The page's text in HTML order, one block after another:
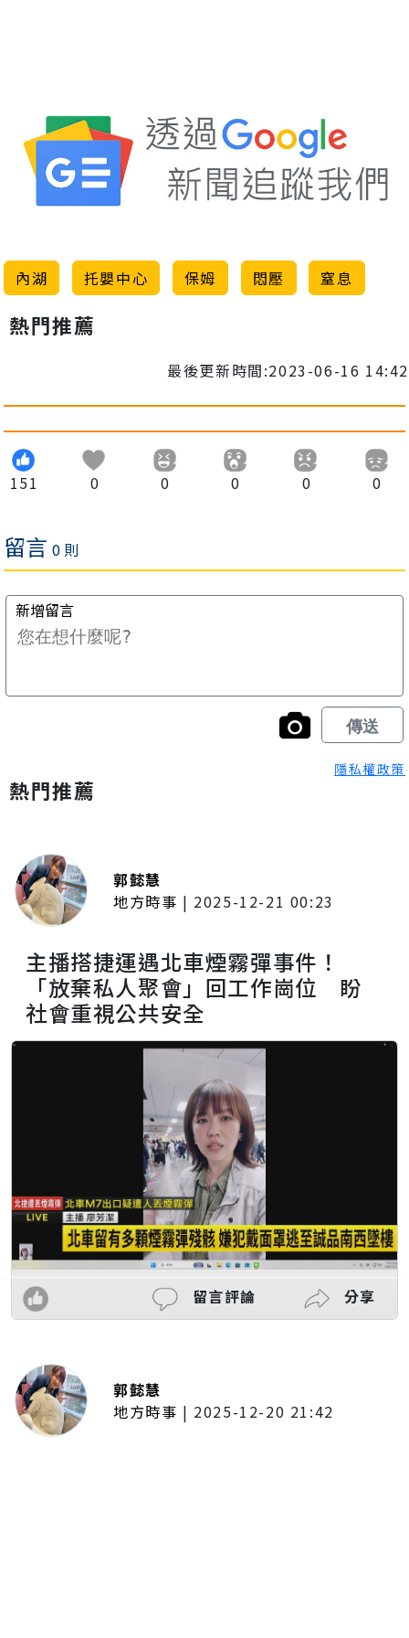
內湖 托嬰中心 保姆 悶壓 窒息
熱門推薦
最後更新時間:2023-06-16 14:42
151 0 0 0 0 0
隱私權政策
熱門推薦
郭懿慧
地方時事 | 2025-12-21 00:23
主播搭捷運遇北車煙霧彈事件！
「放棄私人聚會」回工作崗位 盼
社會重視公共安全
留言評論 分享
郭懿慧
地方時事 | 2025-12-20 21:42